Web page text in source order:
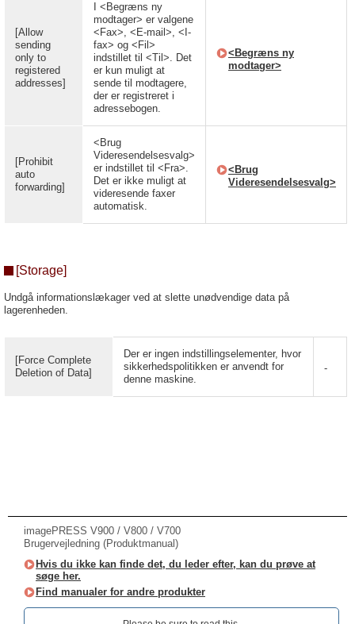
[Allow
sending
only to
registered
addresses]
I <Begræns ny
modtager> er valgene
<Fax>, <E-mail>, <I-
fax> og <Fil>
indstillet til <Til>. Det
er kun muligt at
sende til modtagere,
der er registreret i
adressebogen.
<Begræns ny
modtager>
[Prohibit
auto
forwarding]
<Brug
Videresendelsesvalg>
er indstillet til <Fra>.
Det er ikke muligt at
videresende faxer
automatisk.
<Brug
Videresendelsesvalg>
[Storage]
Undgå informationslækager ved at slette unødvendige data på
lagerenheden.
[Force Complete
Deletion of Data]
Der er ingen indstillingselementer, hvor
sikkerhedspolitikken er anvendt for
denne maskine.
-
imagePRESS V900 / V800 / V700
Brugervejledning (Produktmanual)
Hvis du ikke kan finde det, du leder efter, kan du prøve at
søge her.
Find manualer for andre produkter